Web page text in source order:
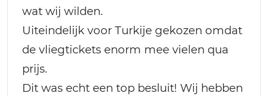
wat wij wilden.
Uiteindelijk voor Turkije gekozen omdat
de vliegtickets enorm mee vielen qua
prijs.
Dit was echt een top besluit! Wij hebben